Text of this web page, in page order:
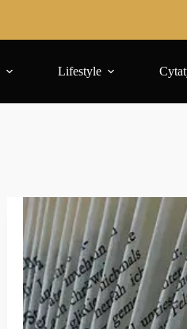
Lifestyle